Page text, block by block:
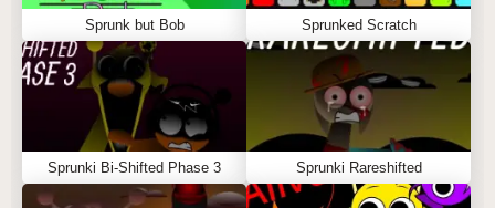
Sprunk but Bob Sprunked Scratch
Sprunki Bi-Shifted Phase 3 Sprunki Rareshifted